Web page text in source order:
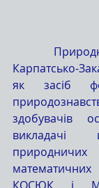
Карпатсько-
як засіб
здобувачів
викладачі